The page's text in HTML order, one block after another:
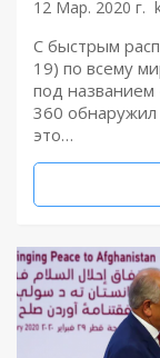
12 Мар. 2020 г.
С быстрым
19) по всему
под названием
360
это…